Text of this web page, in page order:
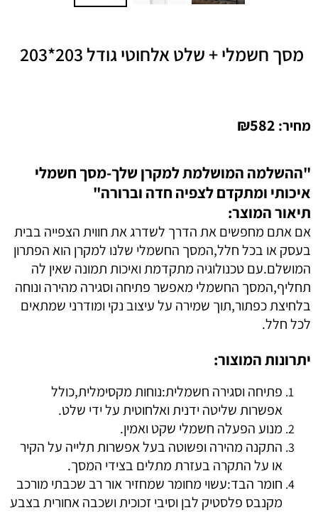
מסך חשמלי + שלט אלחוטי גודל 203*203
מחיר: ₪582
"ההשלמה המושלמת למקרן שלך-מסך חשמלי
איכותי ומתקדם לצפיה חדה וברורה"
תיאור המוצר:
אם אתם מחפשים את הדרך לשדרג את חווית הצפייה בבית
בעסק או בכל חלל,המסך החשמלי שלנו למקרן הוא הפתרון
המושלם.עם טכנולוגיה מתקדמת ואיכות תמונה שאין לה
תחליף,המסך החשמלי מאפשר פתיחה וסגירה מהירה ונוחה
בלחיצת כפתור,תוך שמירה על עיצוב נקי ומודרני שמתאים
לכל חלל.
יתרונות המוצור:
פתיחה וסגירה חשמלית:נוחות מקסימלית,כולל
אפשרות שליטה ידנית ואלחוטית על ידי שלט.
מנוע הפעלה חשמלי שקט ואמין.
התקנה מהירה ופשוטה בעל אפשרות תלייה על הקיר
או על התקרה בעזרת מתלים בצידי המסך.
חומר הבד:עשוי מחומר שמחזיר אור רב שכבתי מורכב
מקנבס פלסטיק לבן וסיבי זכוכית ושכבה אחורית בצבע